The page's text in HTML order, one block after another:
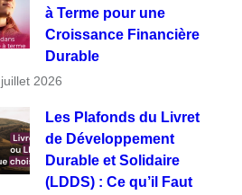
à Terme pour une
Croissance Financière
Durable
2026
Les Plafonds du Livret
de Développement
Durable et Solidaire
(LDDS) : Ce qu’il Faut